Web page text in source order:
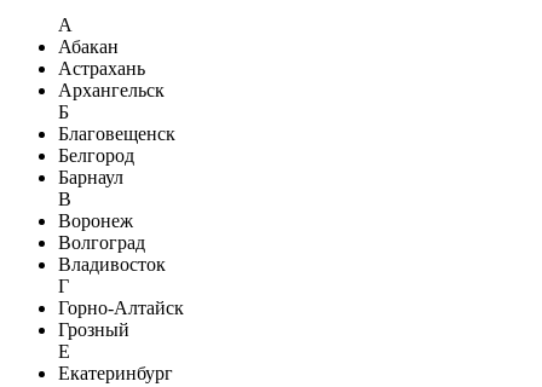
А
Абакан
Астрахань
Архангельск
Б
Благовещенск
Белгород
Барнаул
В
Воронеж
Волгоград
Владивосток
Г
Горно-Алтайск
Грозный
Е
Екатеринбург